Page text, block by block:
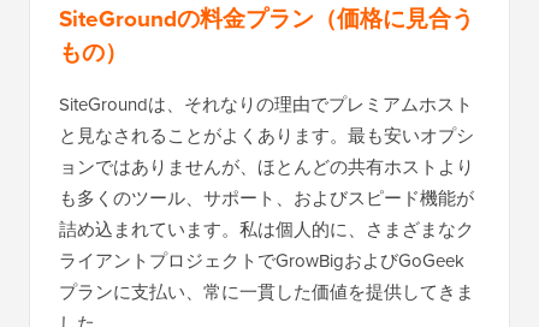
SiteGroundの料金プラン（価格に見合う
もの）
SiteGroundは、それなりの理由でプレミアムホスト
と見なされることがよくあります。最も安いオプシ
ョンではありませんが、ほとんどの共有ホストより
も多くのツール、サポート、およびスピード機能が
詰め込まれています。私は個人的に、さまざまなク
ライアントプロジェクトでGrowBigおよびGoGeek
プランに支払い、常に一貫した価値を提供してきま